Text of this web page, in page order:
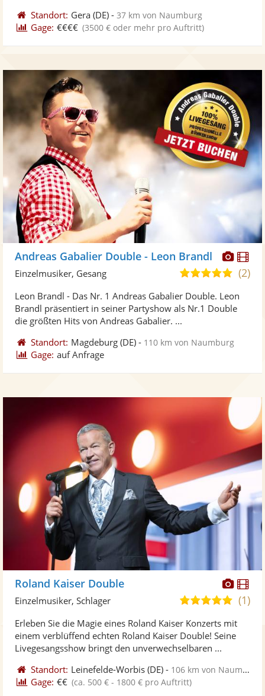
Standort: Gera (DE) -37 km von Naumburg
Gage: €€€€ (3500 € oder mehr pro Auftritt)
Fotos
Andreas Gabalier Double - Leon Brandl
5,0
5
(2)
Einzelmusiker, Gesang
Leon Brandl - Das Nr. 1 Andreas Gabalier Double. Leon
Brandl präsentiert in seiner Partyshow als Nr.1 Double
die größten Hits von Andreas Gabalier. ...
Standort: Magdeburg (DE) - 110 km von Naumburg
Gage: auf Anfrage
Fotos
Roland Kaiser Double
5,0
5
(1)
Einzelmusiker, Schlager
Erleben Sie die Magie eines Roland Kaiser Konzerts mit
einem verblüffend echten Roland Kaiser Double! Seine
Livegesangsshow bringt den unverwechselbaren ...
Standort: Leinefelde-Worbis (DE) - 106 km von Naumburg
Gage: €€ (ca. 500 € - 1800 € pro Auftritt)